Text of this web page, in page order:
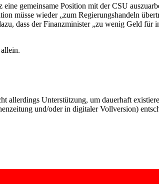
gemeinsame Position mit der CSU
müsse wieder „zum Regierungshandeln
dass der Finanzminister „zu wenig Geld für
allerdings Unterstützung, um dauerhaft
und/oder in digitaler Vollversion)